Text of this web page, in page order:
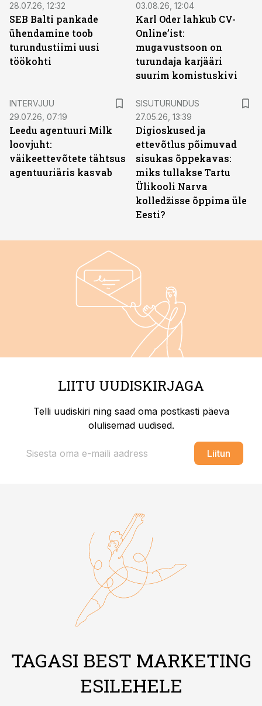
28.07.26, 12:32
SEB Balti pankade
ühendamine toob
turundustiimi uusi
töökohti
03.08.26, 12:04
Karl Oder lahkub CV-
Online’ist:
mugavustsoon on
turundaja karjääri
suurim komistuskivi
INTERVJUU
29.07.26, 07:19
Leedu agentuuri Milk
loovjuht:
väikeettevõtete tähtsus
agentuuriäris kasvab
SISUTURUNDUS
27.05.26, 13:39
Digioskused ja
ettevõtlus põimuvad
sisukas õppekavas:
miks tullakse Tartu
Ülikooli Narva
kolledžisse õppima üle
Eesti?
LIITU UUDISKIRJAGA
Telli uudiskiri ning saad oma postkasti päeva
olulisemad uudised.
Liitun
TAGASI BEST MARKETING
ESILEHELE